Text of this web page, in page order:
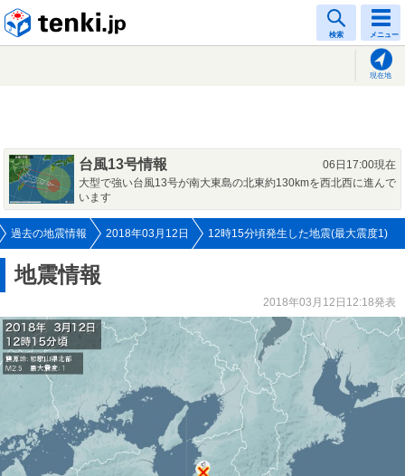
検索 メニュー
現在地
台風13号情報
06日17:00現在
大型で強い台風13号が南大東島の北東約130kmを西北西に進んで
います
過去の地震情報 2018年03月12日 12時15分頃発生した地震(最大震度1)
地震情報
2018年03月12日12:18発表